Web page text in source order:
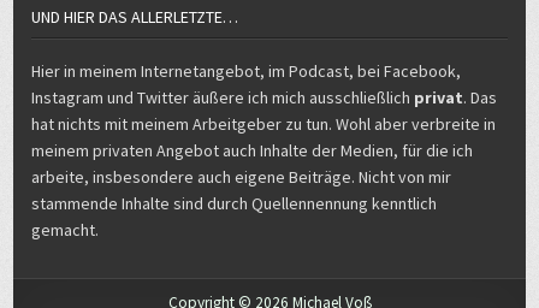
UND HIER DAS ALLERLETZTE…
Hier in meinem Internetangebot, im Podcast, bei Facebook,
Instagram und Twitter äußere ich mich ausschließlich privat. Das
hat nichts mit meinem Arbeitgeber zu tun. Wohl aber verbreite in
meinem privaten Angebot auch Inhalte der Medien, für die ich
arbeite, insbesondere auch eigene Beiträge. Nicht von mir
stammende Inhalte sind durch Quellennennung kenntlich
gemacht.
Copyright © 2026 Michael Voß